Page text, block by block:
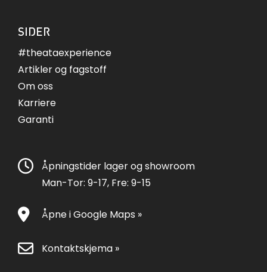
SIDER
#theataexperience
Artikler og fagstoff
Om oss
Karriere
Garanti
Åpningstider lager og showroom
Man-Tor: 9-17, Fre: 9-15
Åpne i Google Maps »
Kontaktskjema »